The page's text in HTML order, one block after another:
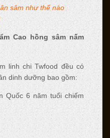
sâm như thế nào
Cao hồng sâm nấm
linh chi Twfood đều có
dinh dưỡng bao gồm:
Quốc 6 năm tuổi chiếm